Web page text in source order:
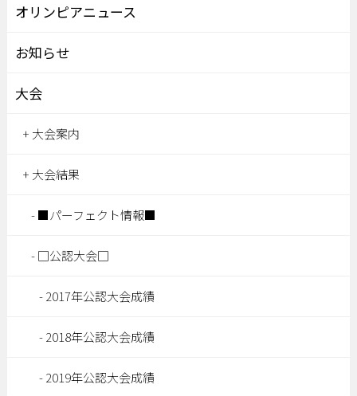
オリンピアニュース
お知らせ
大会
大会案内
大会結果
■パーフェクト情報■
□公認大会□
2017年公認大会成績
2018年公認大会成績
2019年公認大会成績